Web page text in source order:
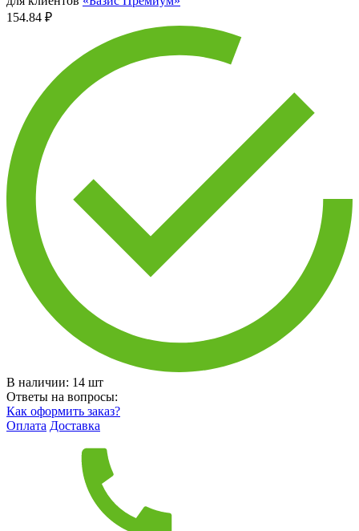
154.84 ₽
В наличии: 14 шт
Ответы на вопросы:
Как оформить заказ?
Оплата Доставка